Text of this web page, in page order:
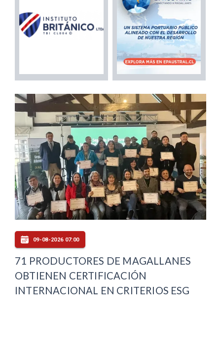
09-08-2026 07:00
71 PRODUCTORES DE MAGALLANES
OBTIENEN CERTIFICACIÓN
INTERNACIONAL EN CRITERIOS ESG